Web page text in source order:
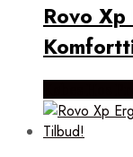
Rovo